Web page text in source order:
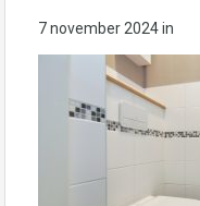
7 november 2024in